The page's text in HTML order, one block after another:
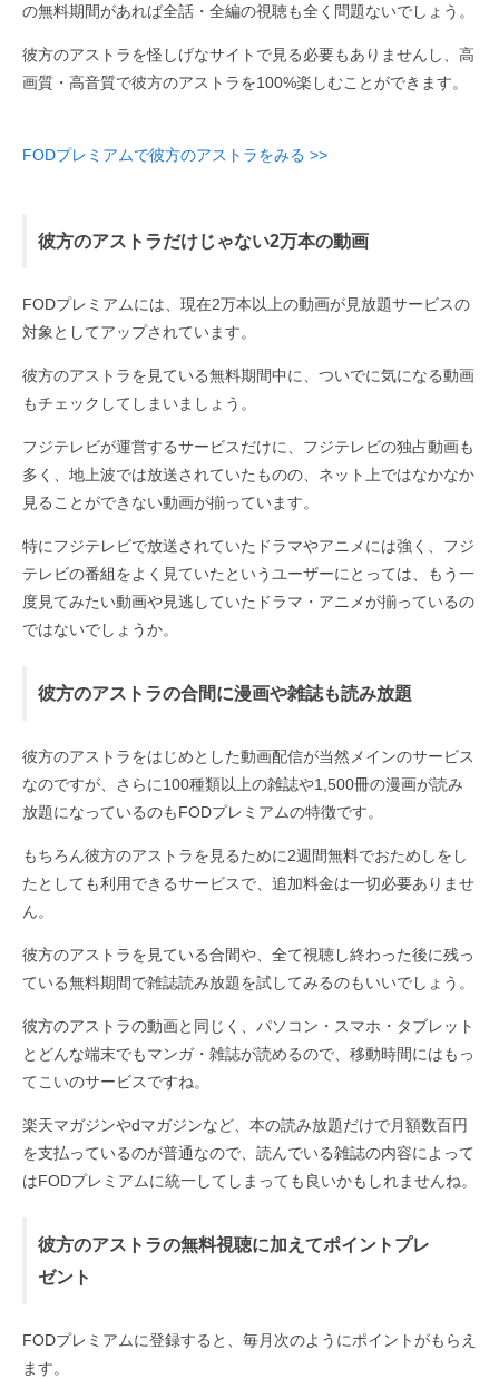
の無料期間があれば全話・全編の視聴も全く問題ないでしょう。
彼方のアストラを怪しげなサイトで見る必要もありませんし、高
画質・高音質で彼方のアストラを100%楽しむことができます。
FODプレミアムで彼方のアストラをみる >>
彼方のアストラだけじゃない2万本の動画
FODプレミアムには、現在2万本以上の動画が見放題サービスの
対象としてアップされています。
彼方のアストラを見ている無料期間中に、ついでに気になる動画
もチェックしてしまいましょう。
フジテレビが運営するサービスだけに、フジテレビの独占動画も
多く、地上波では放送されていたものの、ネット上ではなかなか
見ることができない動画が揃っています。
特にフジテレビで放送されていたドラマやアニメには強く、フジ
テレビの番組をよく見ていたというユーザーにとっては、もう一
度見てみたい動画や見逃していたドラマ・アニメが揃っているの
ではないでしょうか。
彼方のアストラの合間に漫画や雑誌も読み放題
彼方のアストラをはじめとした動画配信が当然メインのサービス
なのですが、さらに100種類以上の雑誌や1,500冊の漫画が読み
放題になっているのもFODプレミアムの特徴です。
もちろん彼方のアストラを見るために2週間無料でおためしをし
たとしても利用できるサービスで、追加料金は一切必要ありませ
ん。
彼方のアストラを見ている合間や、全て視聴し終わった後に残っ
ている無料期間で雑誌読み放題を試してみるのもいいでしょう。
彼方のアストラの動画と同じく、パソコン・スマホ・タブレット
とどんな端末でもマンガ・雑誌が読めるので、移動時間にはもっ
てこいのサービスですね。
楽天マガジンやdマガジンなど、本の読み放題だけで月額数百円
を支払っているのが普通なので、読んでいる雑誌の内容によって
はFODプレミアムに統一してしまっても良いかもしれませんね。
彼方のアストラの無料視聴に加えてポイントプレ
ゼント
FODプレミアムに登録すると、毎月次のようにポイントがもらえ
ます。